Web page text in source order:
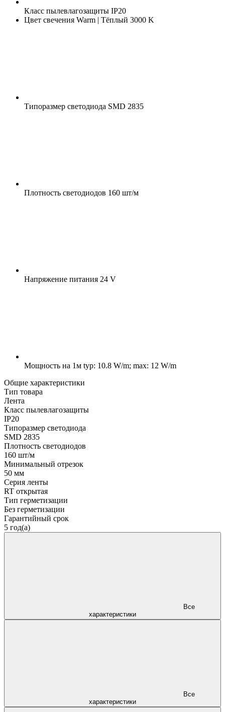
Класс пылевлагозащиты IP20
Цвет свечения Warm | Тёплый 3000 K
Типоразмер светодиода SMD 2835
Плотность светодиодов 160 шт/м
Напряжение питания 24 V
Мощность на 1м typ: 10.8 W/m; max: 12 W/m
Общие характеристики
Тип товара
Лента
Класс пылевлагозащиты
IP20
Типоразмер светодиода
SMD 2835
Плотность светодиодов
160 шт/м
Минимальный отрезок
50 мм
Серия ленты
RT открытая
Тип герметизации
Без герметизации
Гарантийный срок
5 год(а)
характеристики
характеристики